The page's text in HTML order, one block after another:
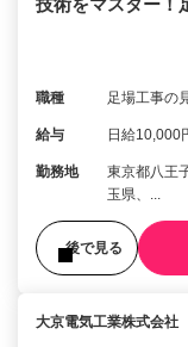
職種 足場工事の
給与 日給10,000
勤務地
東京都八王
玉県、...
後で見る
大京電気工業株式会社